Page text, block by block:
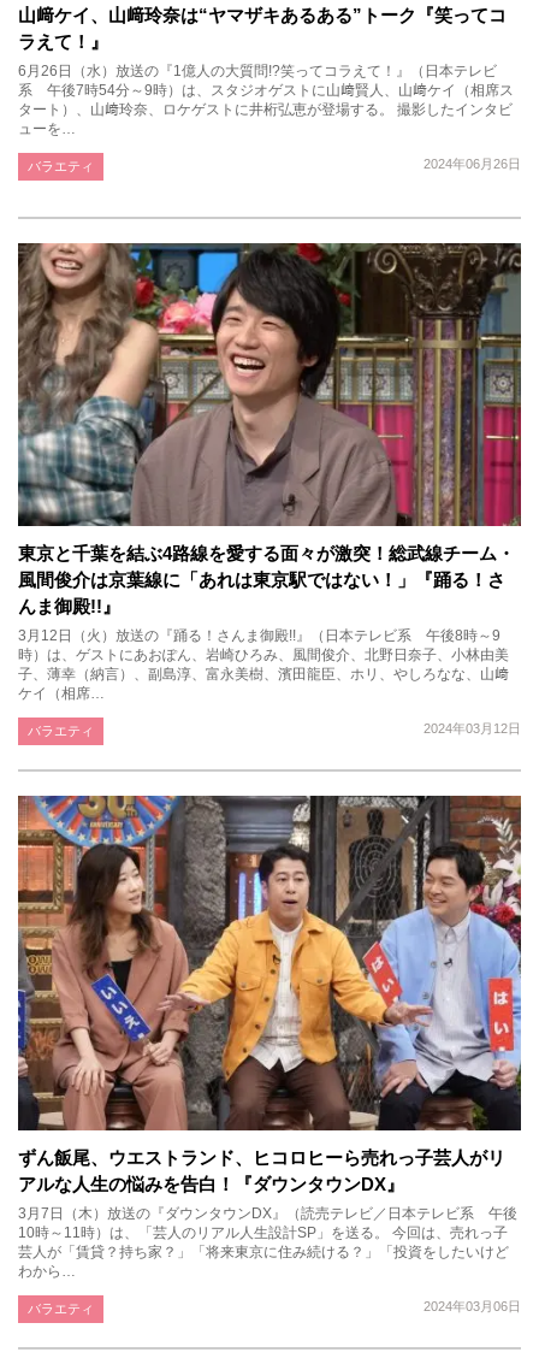
山﨑ケイ、山﨑玲奈は“ヤマザキあるある”トーク『笑ってコ
ラえて！』
6月26日（水）放送の『1億人の大質問!?笑ってコラえて！』（日本テレビ
系 午後7時54分～9時）は、スタジオゲストに山﨑賢人、山﨑ケイ（相席ス
タート）、山﨑玲奈、ロケゲストに井桁弘恵が登場する。 撮影したインタビ
ューを…
2024年06月26日
バラエティ
東京と千葉を結ぶ4路線を愛する面々が激突！総武線チーム・
風間俊介は京葉線に「あれは東京駅ではない！」『踊る！さ
んま御殿!!』
3月12日（火）放送の『踊る！さんま御殿!!』（日本テレビ系 午後8時～9
時）は、ゲストにあおぽん、岩崎ひろみ、風間俊介、北野日奈子、小林由美
子、薄幸（納言）、副島淳、富永美樹、濱田龍臣、ホリ、やしろなな、山﨑
ケイ（相席…
2024年03月12日
バラエティ
ずん飯尾、ウエストランド、ヒコロヒーら売れっ子芸人がリ
アルな人生の悩みを告白！『ダウンタウンDX』
3月7日（木）放送の『ダウンタウンDX』（読売テレビ／日本テレビ系 午後
10時～11時）は、「芸人のリアル人生設計SP」を送る。 今回は、売れっ子
芸人が「賃貸？持ち家？」「将来東京に住み続ける？」「投資をしたいけど
わから…
2024年03月06日
バラエティ